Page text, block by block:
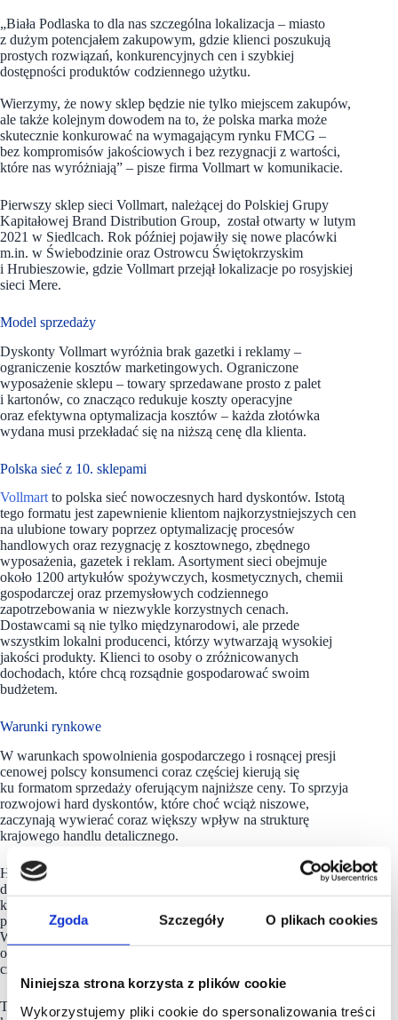
Zgoda Szczegóły O plikach cookies
Niniejsza strona korzysta z plików cookie
Wykorzystujemy pliki cookie do spersonalizowania treści
„Biała Podlaska to dla nas szczególna lokalizacja – miasto
z dużym potencjałem zakupowym, gdzie klienci poszukują
prostych rozwiązań, konkurencyjnych cen i szybkiej
dostępności produktów codziennego użytku.
Wierzymy, że nowy sklep będzie nie tylko miejscem zakupów,
ale także kolejnym dowodem na to, że polska marka może
skutecznie konkurować na wymagającym rynku FMCG –
bez kompromisów jakościowych i bez rezygnacji z wartości,
które nas wyróżniają” – pisze firma Vollmart w komunikacie.
Pierwszy sklep sieci Vollmart, należącej do Polskiej Grupy
Kapitałowej Brand Distribution Group, został otwarty w lutym
2021 w Siedlcach. Rok później pojawiły się nowe placówki
m.in. w Świebodzinie oraz Ostrowcu Świętokrzyskim
i Hrubieszowie, gdzie Vollmart przejął lokalizacje po rosyjskiej
sieci Mere.
Model sprzedaży
Dyskonty Vollmart wyróżnia brak gazetki i reklamy –
ograniczenie kosztów marketingowych. Ograniczone
wyposażenie sklepu – towary sprzedawane prosto z palet
i kartonów, co znacząco redukuje koszty operacyjne
oraz efektywna optymalizacja kosztów – każda złotówka
wydana musi przekładać się na niższą cenę dla klienta.
Polska sieć z 10. sklepami
Vollmart to polska sieć nowoczesnych hard dyskontów. Istotą
tego formatu jest zapewnienie klientom najkorzystniejszych cen
na ulubione towary poprzez optymalizację procesów
handlowych oraz rezygnację z kosztownego, zbędnego
wyposażenia, gazetek i reklam. Asortyment sieci obejmuje
około 1200 artykułów spożywczych, kosmetycznych, chemii
gospodarczej oraz przemysłowych codziennego
zapotrzebowania w niezwykle korzystnych cenach.
Dostawcami są nie tylko międzynarodowi, ale przede
wszystkim lokalni producenci, którzy wytwarzają wysokiej
jakości produkty. Klienci to osoby o zróżnicowanych
dochodach, które chcą rozsądnie gospodarować swoim
budżetem.
Warunki rynkowe
W warunkach spowolnienia gospodarczego i rosnącej presji
cenowej polscy konsumenci coraz częściej kierują się
ku formatom sprzedaży oferującym najniższe ceny. To sprzyja
rozwojowi hard dyskontów, które choć wciąż niszowe,
zaczynają wywierać coraz większy wpływ na strukturę
krajowego handlu detalicznego.
Hard dyskont to sklep o maksymalnie uproszczonym formacie
działania. Zredukowana liczba pracowników, brak
kosztownych kampanii reklamowych, brak gazetek
promocyjnych, a produkty sprzedawane prosto z palet.
W zamian – najniższe możliwe ceny, często nawet
o kilkadziesiąt procent niższe niż w typowych dyskontach
czy supermarketach.
Ten model sprzedaży zyskuje na popularności wśród